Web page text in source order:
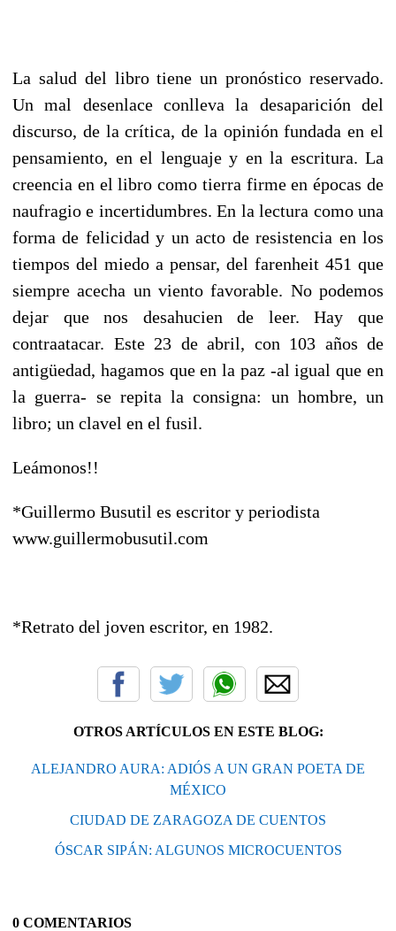
La salud del libro tiene un pronóstico reservado.
Un mal desenlace conlleva la desaparición del
discurso, de la crítica, de la opinión fundada en el
pensamiento, en el lenguaje y en la escritura. La
creencia en el libro como tierra firme en épocas de
naufragio e incertidumbres. En la lectura como una
forma de felicidad y un acto de resistencia en los
tiempos del miedo a pensar, del farenheit 451 que
siempre acecha un viento favorable. No podemos
dejar que nos desahucien de leer. Hay que
contraatacar. Este 23 de abril, con 103 años de
antigüedad, hagamos que en la paz -al igual que en
la guerra- se repita la consigna: un hombre, un
libro; un clavel en el fusil.
Leámonos!!
*Guillermo Busutil es escritor y periodista
www.guillermobusutil.com
*Retrato del joven escritor, en 1982.
OTROS ARTÍCULOS EN ESTE BLOG:
ALEJANDRO AURA: ADIÓS A UN GRAN POETA DE
MÉXICO
CIUDAD DE ZARAGOZA DE CUENTOS
ÓSCAR SIPÁN: ALGUNOS MICROCUENTOS
0 COMENTARIOS